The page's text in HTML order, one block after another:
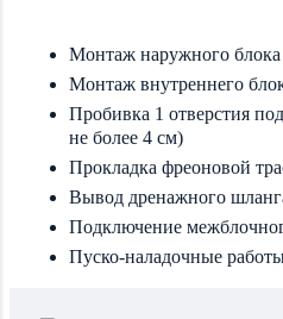
Монтаж наружного
Монтаж внутреннего
Пробивка 1 отверстия
не более 4 см)
Прокладка фреоновой
Вывод дренажного
Подключение
Пуско-наладочные